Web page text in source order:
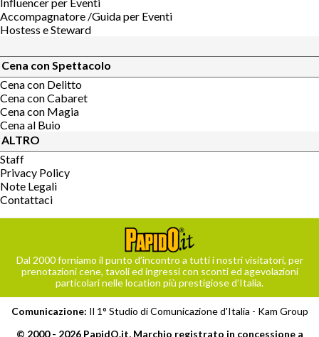
Accompagnatore /Guida per Eventi
Hostess e Steward
Cena con Spettacolo
Cena con Delitto
Cena con Cabaret
Cena con Magia
Cena al Buio
ALTRO
Staff
Privacy Policy
Note Legali
Contattaci
Dal 2000 forniamo il punto d’incontro a tutti i nostri visitatori, per
prenotazioni cene, tavoli ed ingressi con sconti ed agevolazioni
particolari nelle location più prestigiose d’Italia.
Comunicazione: Il 1° Studio di Comunicazione d'Italia - Kam Group
© 2000 - 2026 PapidO.it, Marchio registrato in concessione a